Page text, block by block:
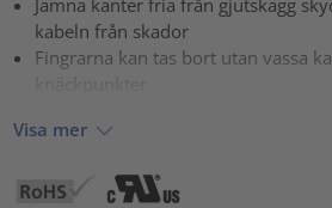
kabeln från skador
Fingrarna kan tas bort utan vassa
Visa mer